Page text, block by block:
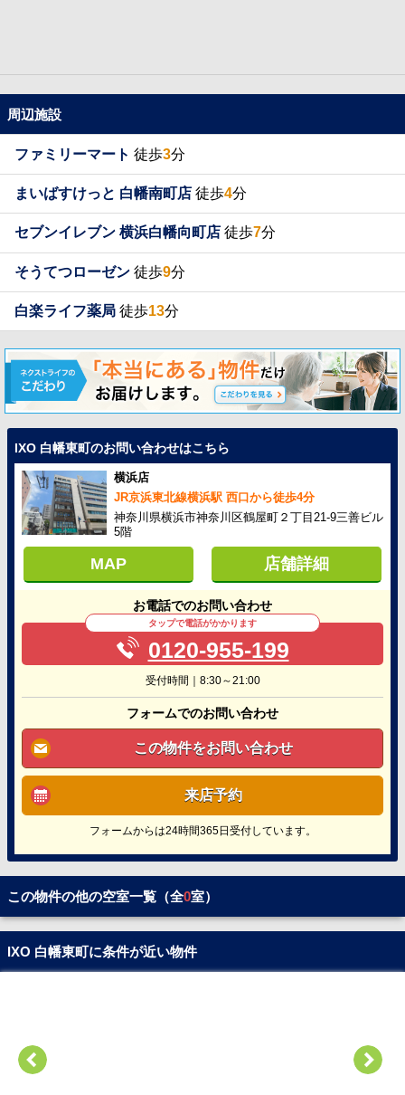
周辺施設
ファミリーマート 徒歩3分
まいばすけっと 白幡南町店 徒歩4分
セブンイレブン 横浜白幡向町店 徒歩7分
そうてつローゼン 徒歩9分
白楽ライフ薬局 徒歩13分
IXO 白幡東町のお問い合わせはこちら
横浜店
JR京浜東北線横浜駅 西口から徒歩4分
神奈川県横浜市神奈川区鶴屋町２丁目21-9三善ビル
5階
MAP 店舗詳細
お電話でのお問い合わせ
タップで電話がかかります
0120-955-199
受付時間｜8:30～21:00
フォームでのお問い合わせ
この物件をお問い合わせ
来店予約
フォームからは24時間365日受付しています。
この物件の他の空室一覧（全0室）
IXO 白幡東町に条件が近い物件